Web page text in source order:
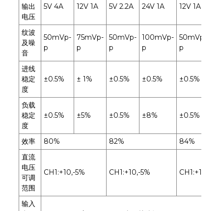
输出
电压
5V 4A 12V 1A 5V 2.2A 24V 1A 12V 1A
纹波
及噪
音
50mVp-
p
75mVp-
p
50mVp-
p
100mVp-
p
50mVp-
p
进线
稳定
度
±0.5% ± 1% ±0.5% ±0.5% ±0.5%
负载
稳定
度
±0.5% ±5% ±0.5% ±8% ±0.5%
效率 80% 82%
84%
直流
电压
可调
范围
CH1:+10,-5% CH1:+10,-5% CH1:+10,-5%
输入